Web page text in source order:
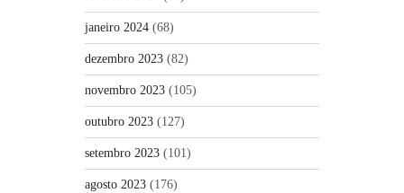
janeiro 2024 (68)
dezembro 2023 (82)
novembro 2023 (105)
outubro 2023 (127)
setembro 2023 (101)
agosto 2023 (176)